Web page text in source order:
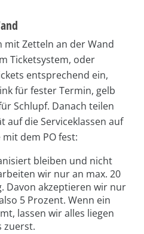
mit Zetteln an der Wand
Ticketsystem, oder
entsprechend ein,
für fester Termin, gelb
Schlupf. Danach teilen
auf die Serviceklassen auf
dem PO fest:
bleiben und nicht
wir nur an max. 20
Davon akzeptieren wir nur
5 Prozent. Wenn ein
lassen wir alles liegen
zuerst.